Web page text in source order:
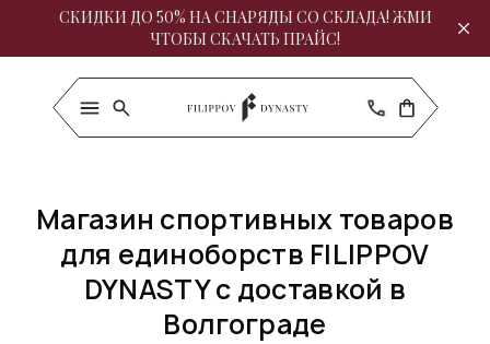
СКИДКИ ДО 50% НА СНАРЯДЫ СО СКЛАДА! ЖМИ
ЧТОБЫ СКАЧАТЬ ПРАЙС!
Магазин спортивных товаров
для единоборств FILIPPOV
DYNASTY с доставкой в
Волгограде